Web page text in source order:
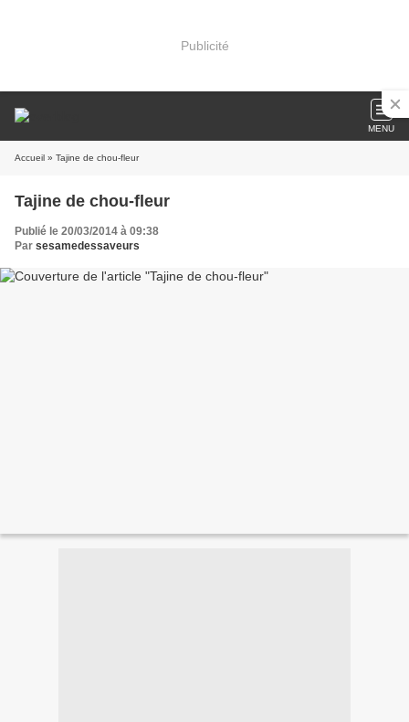
Publicité
MENU
Accueil » Tajine de chou-fleur
Tajine de chou-fleur
Publié le 20/03/2014 à 09:38
Par sesamedessaveurs